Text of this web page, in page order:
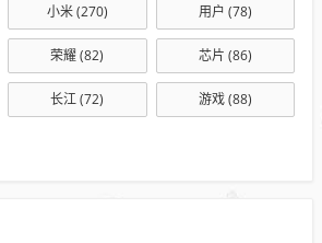
小米(270) 用户 (78)
荣耀(82) 芯片 (86)
长江(72) 游戏(88)